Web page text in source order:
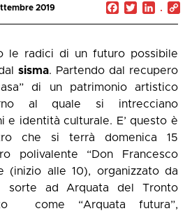
2019 Facebook
Twitter
le radici di un futuro possibile
sisma. Partendo dal recupero
di un patrimonio artistico
al quale si intrecciano
e identità culturale. E’ questo è
che si terrà domenica 15
polivalente “Don Francesco
(inizio alle 10), organizzato da
sorte ad Arquata del Tronto
come “Arquata futura”,